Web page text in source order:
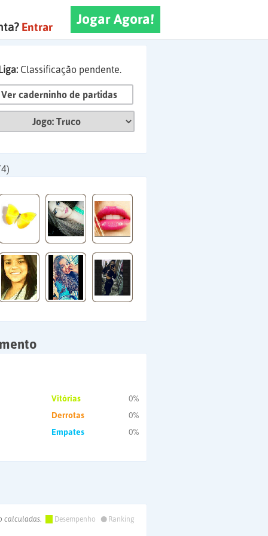
Jogar Agora!
Entrar
Classificação pendente.
Ver caderninho de partidas
Vitórias
0%
Derrotas
0%
Empates
0%
calculadas. Desempenho •
Ranking